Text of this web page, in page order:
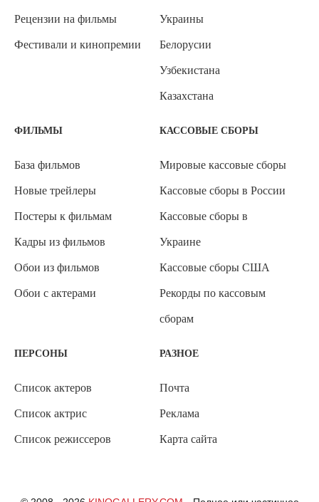
Рецензии на фильмы
Фестивали и кинопремии
Украины
Белорусии
Узбекистана
Казахстана
ФИЛЬМЫ
База фильмов
Новые трейлеры
Постеры к фильмам
Кадры из фильмов
Обои из фильмов
Обои с актерами
КАССОВЫЕ СБОРЫ
Мировые кассовые сборы
Кассовые сборы в России
Кассовые сборы в
Украине
Кассовые сборы США
Рекорды по кассовым
сборам
ПЕРСОНЫ
Список актеров
Список актрис
Список режиссеров
РАЗНОЕ
Почта
Реклама
Карта сайта